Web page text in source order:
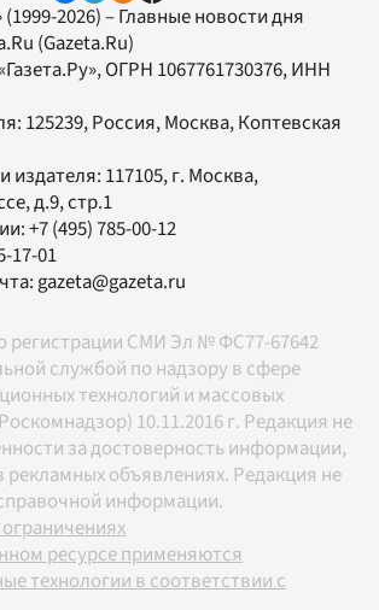
2026) – Главные новости дня
(Gazeta.Ru)
, ОГРН 1067761730376, ИНН
125239, Россия, Москва, Коптевская
издателя: 117105, г. Москва,
д.9, стр.1
+7 (495) 785-00-12
17-01
gazeta@gazeta.ru
регистрации СМИ Эл № ФС77-67642
службой по надзору в сфере
технологий и массовых
10.11.2016 г. Редакция не
за достоверность информации,
объявлениях. Редакция не
информации.
ресурсе применяются
технологии в соответствии с